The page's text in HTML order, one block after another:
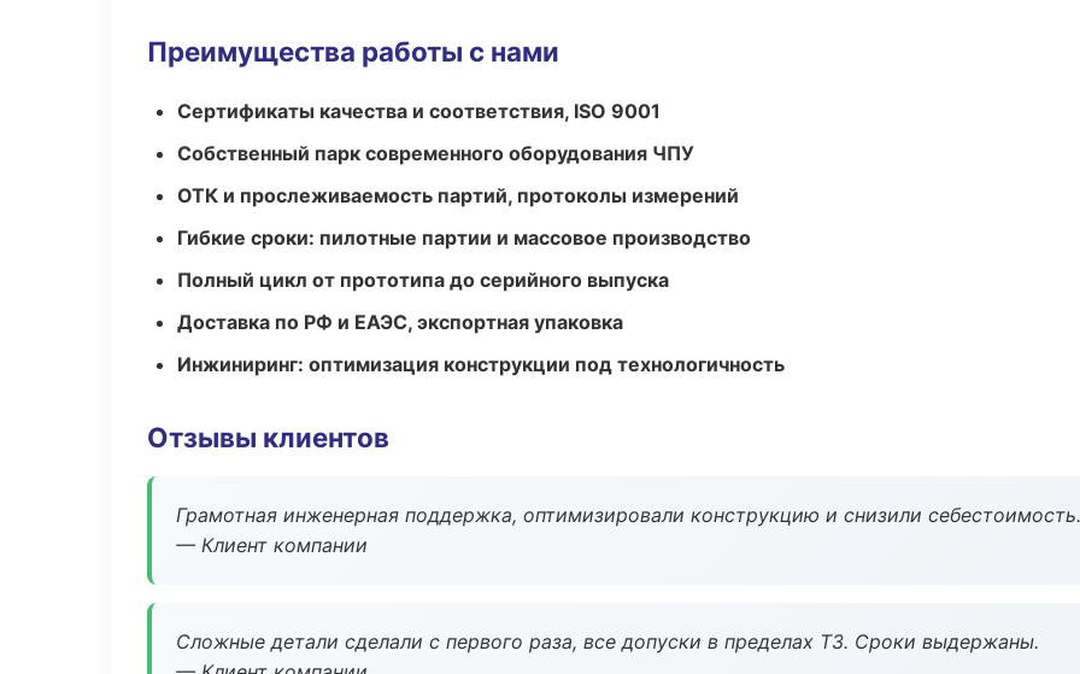
Преимущества работы с нами
Сертификаты качества и соответствия, ISO 9001
Собственный парк современного оборудования ЧПУ
ОТК и прослеживаемость партий, протоколы измерений
Гибкие сроки: пилотные партии и массовое производство
Полный цикл от прототипа до серийного выпуска
Доставка по РФ и ЕАЭС, экспортная упаковка
Инжиниринг: оптимизация конструкции под технологичность
Отзывы клиентов
Грамотная инженерная поддержка, оптимизировали конструкцию и снизили себестоимость.
— Клиент компании
Сложные детали сделали с первого раза, все допуски в пределах ТЗ. Сроки выдержаны.